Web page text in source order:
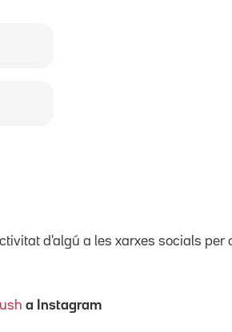
d'algú a les xarxes socials
a Instagram